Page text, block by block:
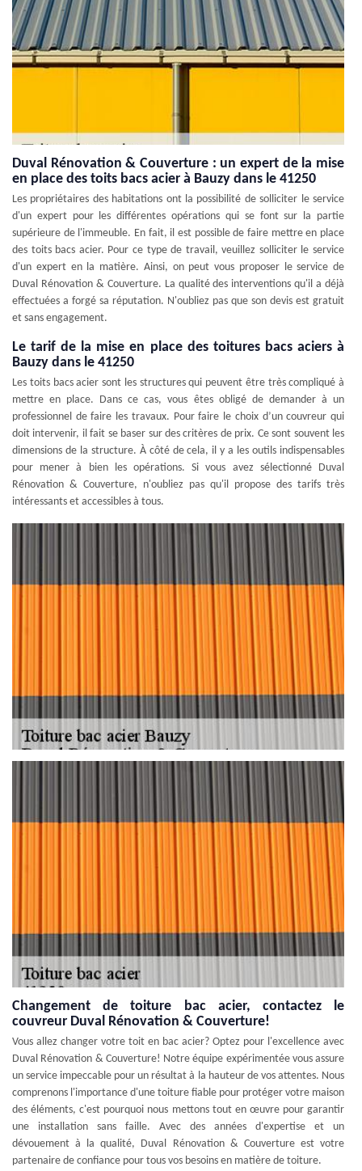
Duval Rénovation & Couverture : un expert de la mise
en place des toits bacs acier à Bauzy dans le 41250
Les propriétaires des habitations ont la possibilité de solliciter le service
d'un expert pour les différentes opérations qui se font sur la partie
supérieure de l'immeuble. En fait, il est possible de faire mettre en place
des toits bacs acier. Pour ce type de travail, veuillez solliciter le service
d'un expert en la matière. Ainsi, on peut vous proposer le service de
Duval Rénovation & Couverture. La qualité des interventions qu'il a déjà
effectuées a forgé sa réputation. N'oubliez pas que son devis est gratuit
et sans engagement.
Le tarif de la mise en place des toitures bacs aciers à
Bauzy dans le 41250
Les toits bacs acier sont les structures qui peuvent être très compliqué à
mettre en place. Dans ce cas, vous êtes obligé de demander à un
professionnel de faire les travaux. Pour faire le choix d’un couvreur qui
doit intervenir, il fait se baser sur des critères de prix. Ce sont souvent les
dimensions de la structure. À côté de cela, il y a les outils indispensables
pour mener à bien les opérations. Si vous avez sélectionné Duval
Rénovation & Couverture, n'oubliez pas qu'il propose des tarifs très
intéressants et accessibles à tous.
Changement de toiture bac acier, contactez le
couvreur Duval Rénovation & Couverture!
Vous allez changer votre toit en bac acier? Optez pour l'excellence avec
Duval Rénovation & Couverture! Notre équipe expérimentée vous assure
un service impeccable pour un résultat à la hauteur de vos attentes. Nous
comprenons l'importance d'une toiture fiable pour protéger votre maison
des éléments, c'est pourquoi nous mettons tout en œuvre pour garantir
une installation sans faille. Avec des années d'expertise et un
dévouement à la qualité, Duval Rénovation & Couverture est votre
partenaire de confiance pour tous vos besoins en matière de toiture.